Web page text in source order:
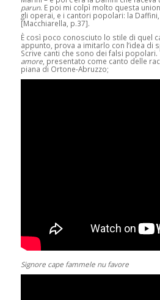
parun. E poi mi colpì molto questa
gli operai, e i cantori popolari: la Daffini,
[Macchiarella, p.37].
È così poco conosciuto lo stile di quel
appunto, prova a imitarlo con l’idea di
Scrive canti che sono dei falsi popolari.
amore, presentato come canto delle
piana di Ortone-Abruzzo;
Signore cape fammele nu favore